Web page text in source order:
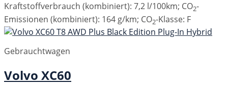
Kraftstoffverbrauch (kombiniert): 7,2 l/100km; CO2-
Emissionen (kombiniert): 164 g/km; CO2-Klasse: F
Gebrauchtwagen
Volvo XC60